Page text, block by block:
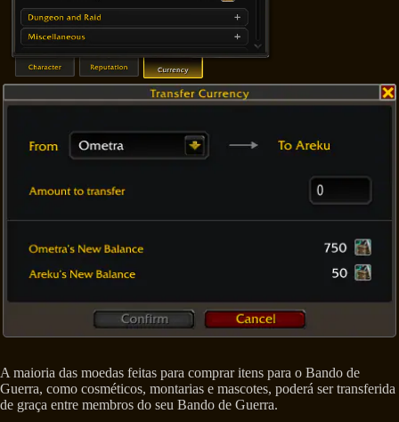
A maioria das moedas feitas para comprar itens para o Bando de
Guerra, como cosméticos, montarias e mascotes, poderá ser transferida
de graça entre membros do seu Bando de Guerra.